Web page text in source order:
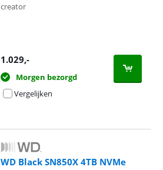
creator
1.029,-
Morgen bezorgd
Vergelijken
WD Black SN850X 4TB NVMe